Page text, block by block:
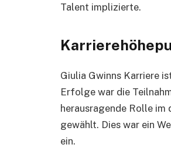
Talent implizierte.
Giulia Gwinns Karriere
Erfolge war die
herausragende Rolle im
gewählt. Dies war ein
ein.